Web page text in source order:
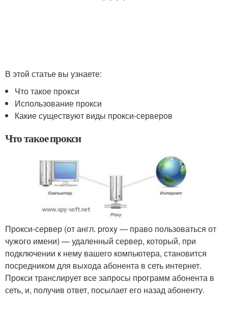
В этой статье вы узнаете:
Что такое прокси
Использование прокси
Какие существуют виды прокси-серверов
Что такое прокси
Прокси-сервер (от англ. proxy — право пользоваться от
чужого имени) — удаленный сервер, который, при
подключении к нему вашего компьютера, становится
посредником для выхода абонента в сеть интернет.
Прокси транслирует все запросы программ абонента в
сеть, и, получив ответ, посылает его назад абоненту.